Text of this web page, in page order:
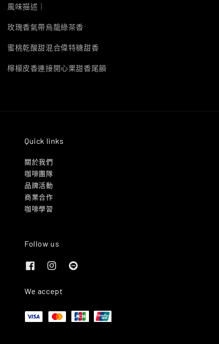
風味描述｜
玫瑰香氣帶烏龍綠茶香
蜜桃乾酸甜混合偉特糖甜香
檸檬皮香連接開心果甜香尾韻
Quick links
關於我們
咖啡團隊
品牌活動
商業合作
咖啡學習
Follow us
We accept